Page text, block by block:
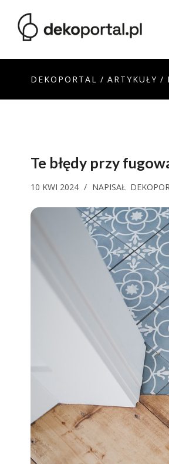
DEKOPORTAL / ARTYKUŁY /
Te błędy przy
10 KWI 2024 / NAPISAŁ